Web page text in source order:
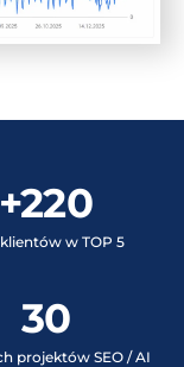
+220
klientów w TOP 5
30
projektów SEO / AI